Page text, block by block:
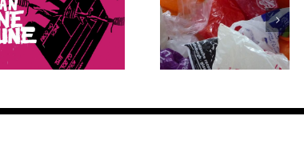
Bolsas de plástico: 5
datos que debes
saber sobre su
producción y
consumo
¿Cuáles fueron las
reacciones en el
mundo ante el retiro
de EE.UU. del
Acuerdo de París?